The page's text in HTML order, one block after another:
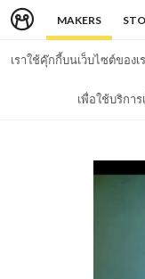
MAKERS
เราใช้คุ๊กกี้บนเว็บไซต์ของ
เพื่อใช้บริกา